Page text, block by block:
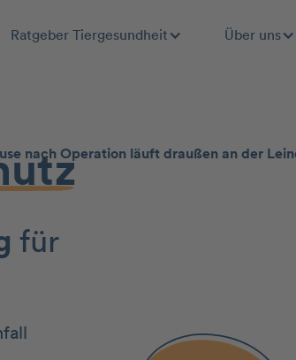
Ratgeber Tiergesundheit Über uns
für